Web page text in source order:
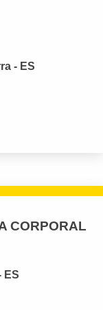
- ES
CORPORAL
ES